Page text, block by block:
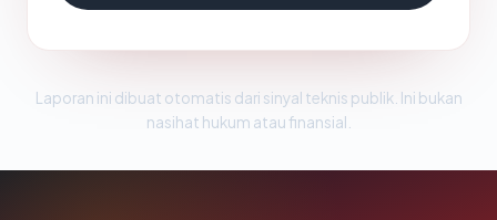
Laporan ini dibuat otomatis dari sinyal teknis publik. Ini bukan
nasihat hukum atau finansial.